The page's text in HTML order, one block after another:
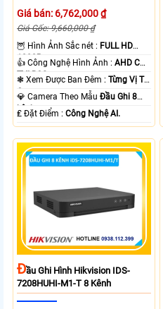
Giá bán: 6,762,000 ₫
Giá Gốc: 9,660,000 ₫
🦉 Hình Ảnh Sắc nét : FULL HD
1080P .
👍 Công Nghệ Hình Ảnh :AHD CVI
TVI BCS.
❃ Xem Được Ban Đêm :Từng Vị Trí
Camera .
💎 Camera Theo MẫuĐầu Ghi 8
kênh.
️₤ Đặt Điểm :Công Nghệ AI.
ĐẦu Ghi Hình Hikvision IDS-
7208HUHI-M1-T 8 Kênh